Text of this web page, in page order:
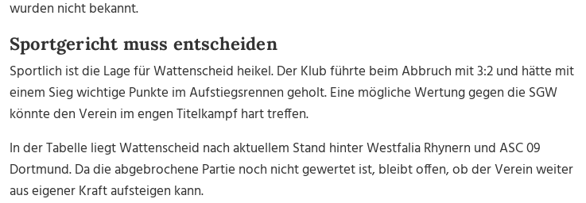
wurden nicht bekannt.
Sportgericht muss entscheiden
Sportlich ist die Lage für Wattenscheid heikel. Der Klub führte beim Abbruch mit 3:2 und hätte mit
einem Sieg wichtige Punkte im Aufstiegsrennen geholt. Eine mögliche Wertung gegen die SGW
könnte den Verein im engen Titelkampf hart treffen.
In der Tabelle liegt Wattenscheid nach aktuellem Stand hinter Westfalia Rhynern und ASC 09
Dortmund. Da die abgebrochene Partie noch nicht gewertet ist, bleibt offen, ob der Verein weiter
aus eigener Kraft aufsteigen kann.